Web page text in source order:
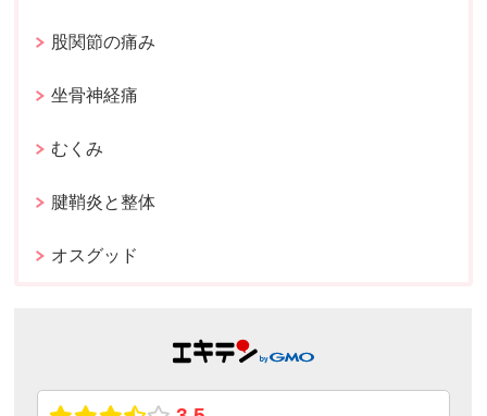
股関節の痛み
坐骨神経痛
むくみ
腱鞘炎と整体
オスグッド